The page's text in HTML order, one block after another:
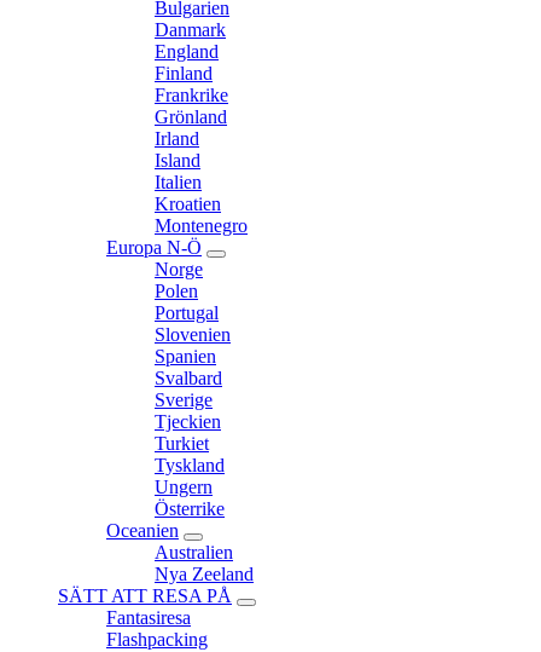
menu
Bulgarien
Danmark
England
Finland
Frankrike
Grönland
Irland
Island
Italien
Kroatien
Montenegro
Europa N-Ö
expand
Norge
Polen
Portugal
Slovenien
Spanien
Svalbard
Sverige
Tjeckien
Turkiet
Tyskland
Ungern
Österrike
Oceanien
expand
child
menu
Australien
Nya Zeeland
SÄTT ATT RESA PÅ
expand
Fantasiresa
Flashpacking